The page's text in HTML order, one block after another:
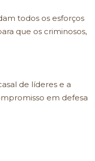
todos os esforços
que os criminosos,
de líderes e a
em defesa